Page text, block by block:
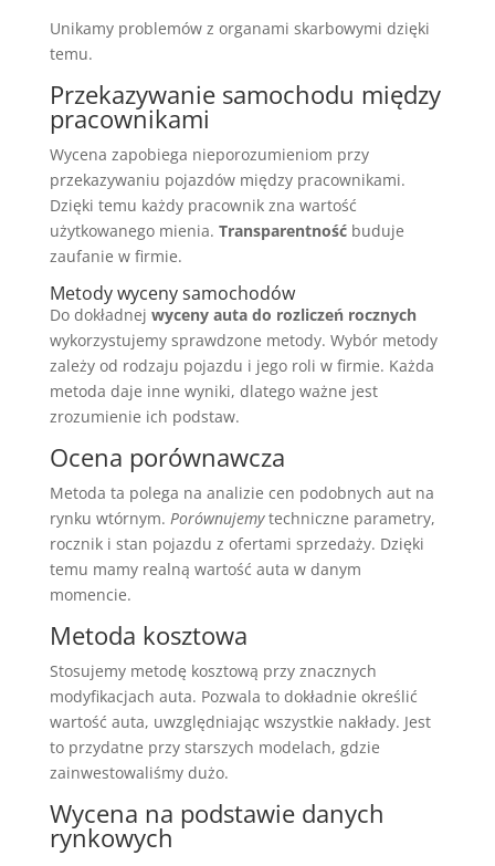
Unikamy problemów z organami skarbowymi dzięki
temu.
Przekazywanie samochodu między
pracownikami
Wycena zapobiega nieporozumieniom przy
przekazywaniu pojazdów między pracownikami.
Dzięki temu każdy pracownik zna wartość
użytkowanego mienia. Transparentnośćbuduje
zaufanie w firmie.
Metody wyceny samochodów
Do dokładnej wyceny auta do rozliczeń rocznych
wykorzystujemy sprawdzone metody. Wybór metody
zależy od rodzaju pojazdu i jego roli w firmie. Każda
metoda daje inne wyniki, dlatego ważne jest
zrozumienie ich podstaw.
Ocena porównawcza
Metoda ta polega na analizie cen podobnych aut na
rynku wtórnym. Porównujemytechniczne parametry,
rocznik i stan pojazdu z ofertami sprzedaży. Dzięki
temu mamy realną wartość auta w danym
momencie.
Metoda kosztowa
Stosujemy metodę kosztową przy znacznych
modyfikacjach auta. Pozwala to dokładnie określić
wartość auta, uwzględniając wszystkie nakłady. Jest
to przydatne przy starszych modelach, gdzie
zainwestowaliśmy dużo.
Wycena na podstawie danych
rynkowych